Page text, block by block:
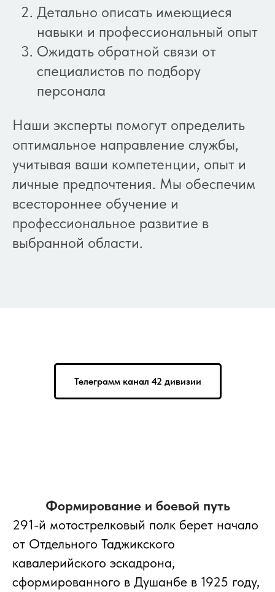
Детально описать имеющиеся
навыки и профессиональный опыт
Ожидать обратной связи от
специалистов по подбору
персонала
Наши эксперты помогут определить
оптимальное направление службы,
учитывая ваши компетенции, опыт и
личные предпочтения. Мы обеспечим
всестороннее обучение и
профессиональное развитие в
выбранной области.
Телеграмм канал 42 дивизии
Формирование и боевой путь
291-й мотострелковый полк берет начало
от Отдельного Таджикского
кавалерийского эскадрона,
сформированного в Душанбе в 1925 году,